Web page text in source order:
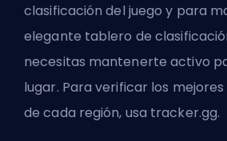
clasificación del juego y para
elegante tablero de
necesitas mantenerte activo
lugar. Para verificar los
de cada región, usa tracker.gg.